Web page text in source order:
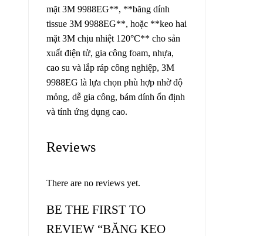
mặt 3M 9988EG**, **băng dính
tissue 3M 9988EG**, hoặc **keo hai
mặt 3M chịu nhiệt 120°C** cho sản
xuất điện tử, gia công foam, nhựa,
cao su và lắp ráp công nghiệp, 3M
9988EG là lựa chọn phù hợp nhờ độ
mỏng, dễ gia công, bám dính ổn định
và tính ứng dụng cao.
Reviews
There are no reviews yet.
BE THE FIRST TO
REVIEW “BĂNG KEO